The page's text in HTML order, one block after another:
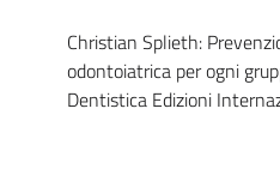
Christian Splieth:
odontoiatrica per ogni
Dentistica Edizioni